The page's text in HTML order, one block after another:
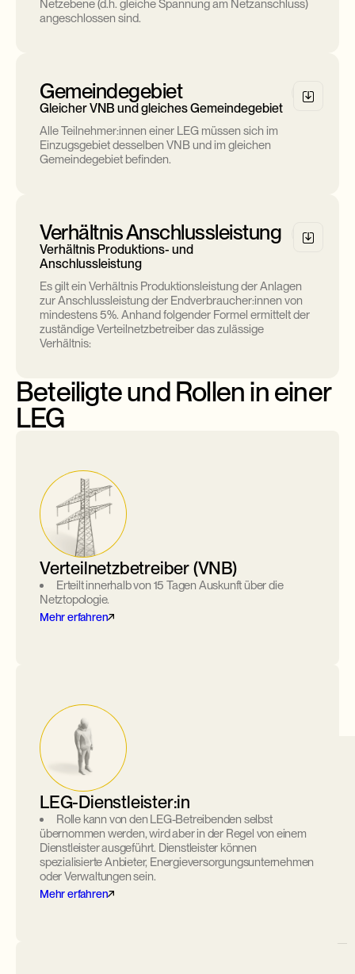
Netzebene (d.h. gleiche Spannung am Netzanschluss)
angeschlossen sind.
Gemeindegebiet
Gleicher VNB und gleiches Gemeindegebiet
Alle Teilnehmer:innen einer LEG müssen sich im
Einzugsgebiet desselben VNB und im gleichen
Gemeindegebiet befinden.
Verhältnis Anschlussleistung
Verhältnis Produktions- und
Anschlussleistung
Es gilt ein Verhältnis Produktionsleistung der Anlagen
zur Anschlussleistung der Endverbraucher:innen von
mindestens 5%. Anhand folgender Formel ermittelt der
zuständige Verteilnetzbetreiber das zulässige
Verhältnis:
Beteiligte und Rollen in einer
LEG
Verteilnetzbetreiber (VNB)
Erteilt innerhalb von 15 Tagen Auskunft über die
Netztopologie.
Mehr erfahren
Verteilnetzbetreiber (VNB)
LEG-Dienstleister:in
Rolle kann von den LEG-Betreibenden selbst
übernommen werden, wird aber in der Regel von einem
Dienstleister ausgeführt. Dienstleister können
spezialisierte Anbieter, Energieversorgungs­unternehmen
oder Verwaltungen sein.
Mehr erfahren